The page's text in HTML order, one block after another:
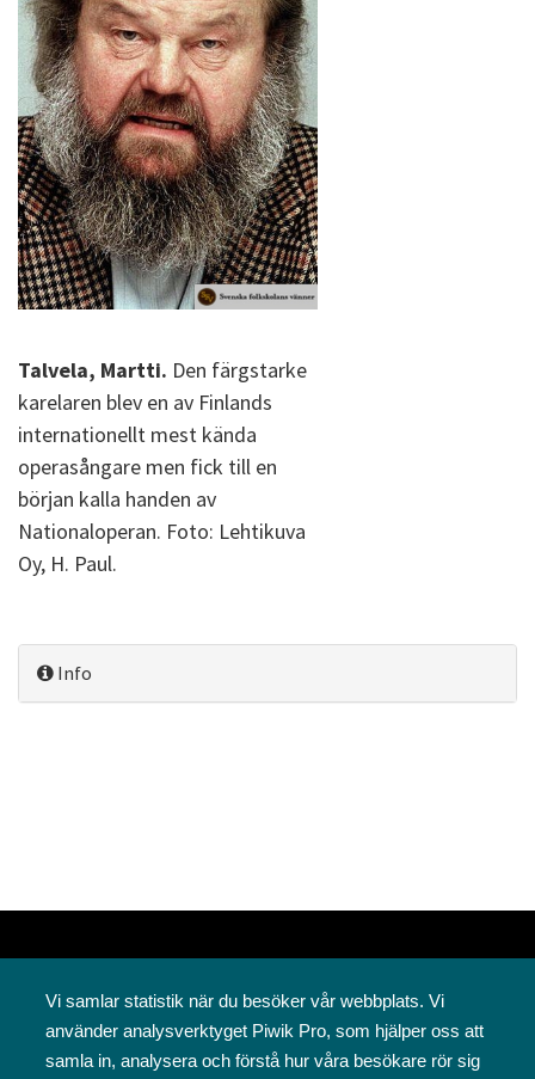
Talvela, Martti. Den färgstarke
karelaren blev en av Finlands
internationellt mest kända
operasångare men fick till en
början kalla handen av
Nationaloperan. Foto: Lehtikuva
Oy, H. Paul.
Info
Vi samlar statistik när du besöker vår webbplats. Vi
använder analysverktyget Piwik Pro, som hjälper oss att
samla in, analysera och förstå hur våra besökare rör sig